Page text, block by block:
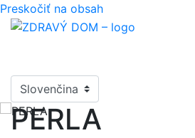
Preskočiť na obsah
PERLA